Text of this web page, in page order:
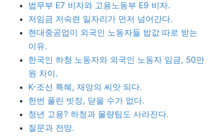
법무부 E7 비자와 고용노동부 E9 비자.
저임금 저숙련 일자리가 먼저 넘어간다.
현대중공업이 외국인 노동자들 밥값 따로 받는
이유.
한국인 하청 노동자와 외국인 노동자 임금, 50만
원 차이.
K-조선 특혜, 재앙의 씨앗 되다.
한번 풀린 빗장, 닫을 수가 없다.
청년 고용? 하청과 물량팀도 사라진다.
질문과 전망.